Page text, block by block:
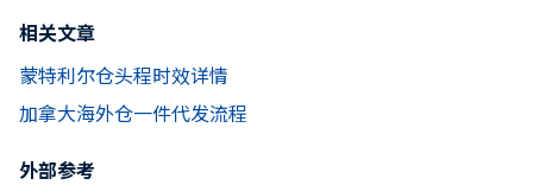
相关文章
蒙特利尔仓头程时效详情
加拿大海外仓一件代发流程
外部参考